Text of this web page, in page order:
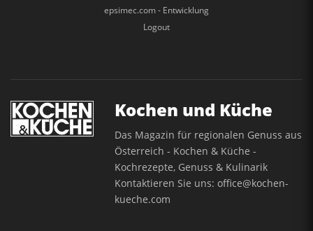
epsimec.com - Entwicklung
Logout
Kochen und Küche
Das Magazin für regionalen Genuss aus
Österreich - Kochen & Küche -
Kochrezepte, Genuss & Kulinarik
Kontaktieren Sie uns:office@kochen-
kueche.com